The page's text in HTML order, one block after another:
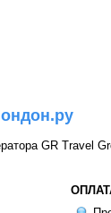
GR Travel